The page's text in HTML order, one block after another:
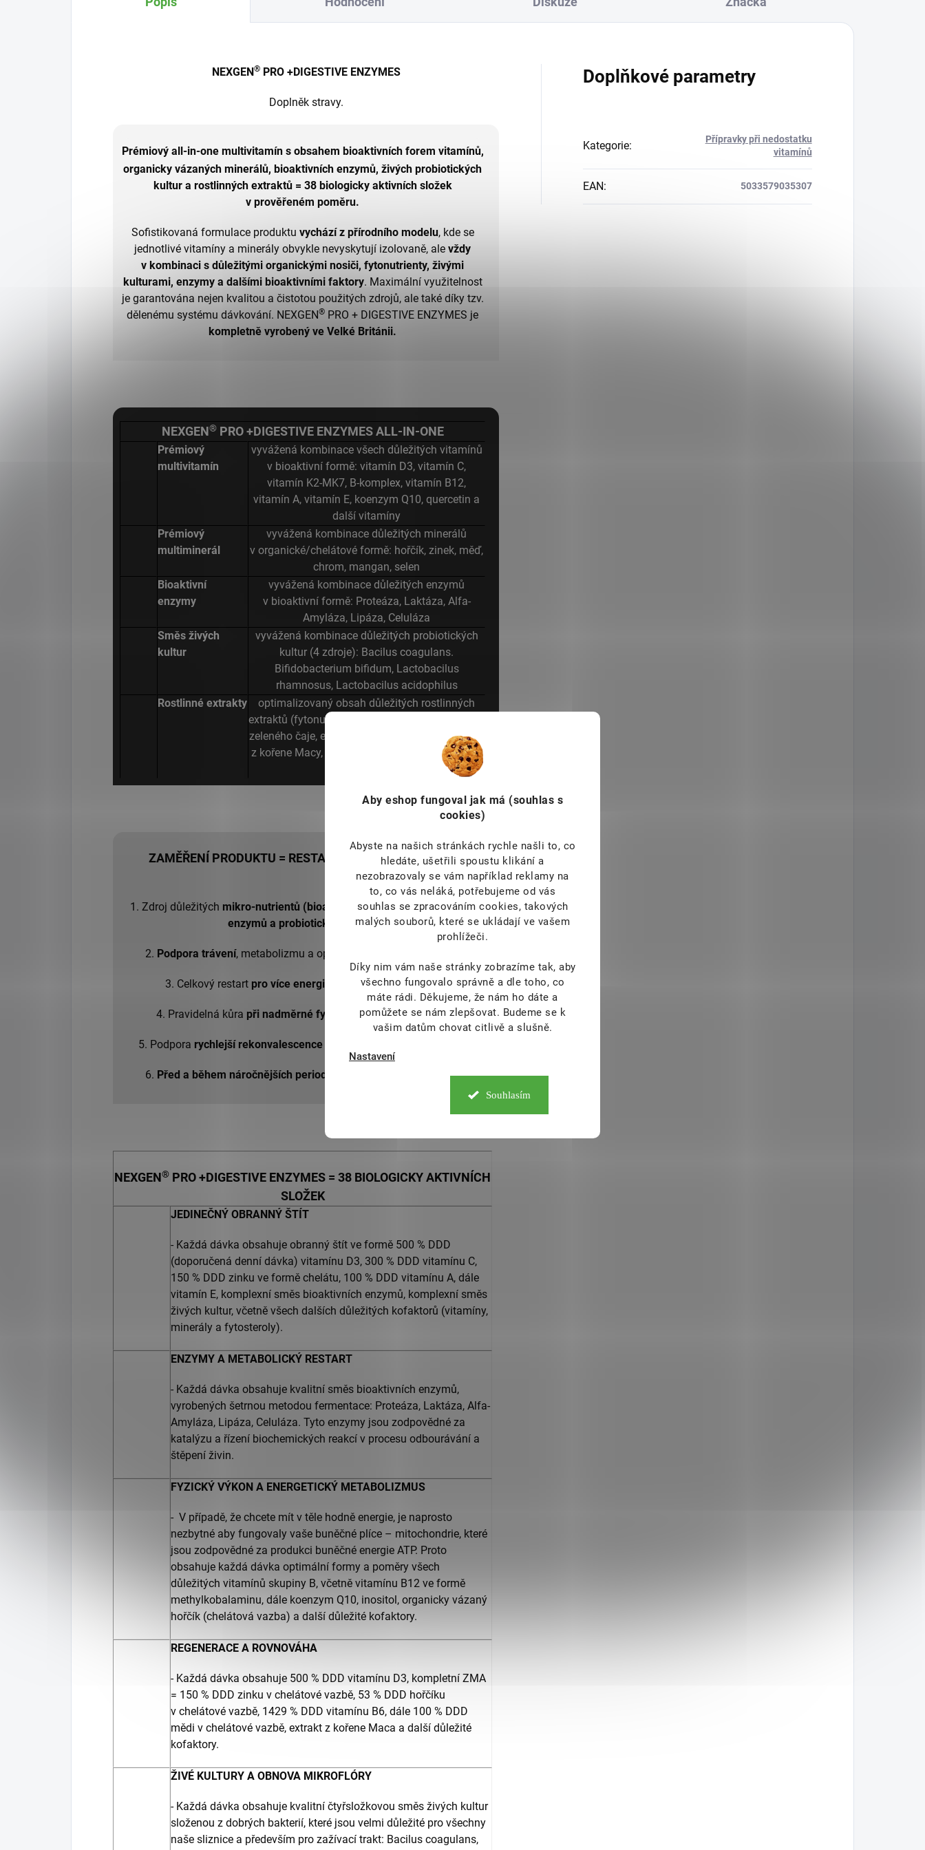
Aby eshop fungoval jak má (souhlas s
cookies)
Abyste na našich stránkách rychle našli to, co
hledáte, ušetřili spoustu klikání a
nezobrazovaly se vám například reklamy na
to, co vás neláká, potřebujeme od vás
souhlas se zpracováním cookies, takových
malých souborů, které se ukládají ve vašem
prohlížeči.
Díky nim vám naše stránky zobrazíme tak, aby
všechno fungovalo správně a dle toho, co
máte rádi. Děkujeme, že nám ho dáte a
pomůžete se nám zlepšovat. Budeme se k
vašim datům chovat citlivě a slušně.
Nastavení
Souhlasím
NEXGEN®PRO +DIGESTIVE ENZYMES
Doplněk stravy.
Prémiový all-in-one multivitamín s obsahem bioaktivních forem vitamínů,
organicky vázaných minerálů, bioaktivních enzymů, živých probiotických
kultur a rostlinných extraktů = 38 biologicky aktivních složek
v prověřeném poměru.
Sofistikovaná formulace produktu vychází z přírodního modelu, kde se
jednotlivé vitamíny a minerály obvykle nevyskytují izolovaně, alevždy
v kombinaci s důležitými organickými nosiči, fytonutrienty, živými
kulturami, enzymy a dalšími bioaktivními faktory. Maximální využitelnost
je garantována nejen kvalitou a čistotou použitých zdrojů, ale také díky tzv.
dělenému systému dávkování. NEXGEN® PRO + DIGESTIVE ENZYMES je
kompletně vyrobený ve Velké Británii.
NEXGEN®PRO +DIGESTIVE ENZYMES ALL-IN-ONE
Prémiový
multivitamín
vyvážená kombinace všech důležitých vitamínů
v bioaktivní formě: vitamín D3, vitamín C,
vitamín K2-MK7, B-komplex, vitamín B12,
vitamín A, vitamín E, koenzym Q10, quercetin a
další vitamíny
Prémiový
multiminerál
vyvážená kombinace důležitých minerálů
v organické/chelátové formě: hořčík, zinek, měď,
chrom, mangan, selen
Bioaktivní
enzymy
vyvážená kombinace důležitých enzymů
v bioaktivní formě: Proteáza, Laktáza, Alfa-
Amyláza, Lipáza, Celuláza
Směs živých
kultur
vyvážená kombinace důležitých probiotických
kultur (4 zdroje): Bacilus coagulans.
Bifidobacterium bifidum, Lactobacilus
rhamnosus, Lactobacilus acidophilus
Rostlinné extrakty
optimalizovaný obsah důležitých rostlinných
extraktů (fytonutrienty a antioxidanty): extrakt ze
zeleného čaje, extrakt z hroznových jader, extrakt
z kořene Macy, extrakt ze skořicové kůry, extrakt
ZAMĚŘENÍ PRODUKTU = RESTART (SPORT, WELLNESS)
1. Zdroj důležitých mikro-nutrientů (bioaktivních vitamínů a minerálů),
enzymů a probiotických kultur
2. Podpora trávení, metabolizmu a optimálního vstřebávání živin
3. Celkový restart pro více energie a rychlejší regeneraci
4. Pravidelná kůra při nadměrné fyzické námaze a přetížení
5. Podpora rychlejší rekonvalescence
6. Před a během náročnějších period (cestování, expedice, atd...)
NEXGEN® PRO +DIGESTIVE ENZYMES = 38 BIOLOGICKY AKTIVNÍCH
SLOŽEK
JEDINEČNÝ OBRANNÝ ŠTÍT
- Každá dávka obsahuje obranný štít ve formě 500 % DDD
(doporučená denní dávka) vitamínu D3, 300 % DDD vitamínu C,
150 % DDD zinku ve formě chelátu, 100 % DDD vitamínu A, dále
vitamín E, komplexní směs bioaktivních enzymů, komplexní směs
živých kultur, včetně všech dalších důležitých kofaktorů (vitamíny,
minerály a fytosteroly).
ENZYMY A METABOLICKÝ RESTART
- Každá dávka obsahuje kvalitní směs bioaktivních enzymů,
vyrobených šetrnou metodou fermentace: Proteáza, Laktáza, Alfa-
Amyláza, Lipáza, Celuláza. Tyto enzymy jsou zodpovědné za
katalýzu a řízení biochemických reakcí v procesu odbourávání a
štěpení živin.
FYZICKÝ VÝKON A ENERGETICKÝ METABOLIZMUS
- V případě, že chcete mít v těle hodně energie, je naprosto
nezbytné aby fungovaly vaše buněčné plíce – mitochondrie, které
jsou zodpovědné za produkci buněčné energie ATP. Proto
obsahuje každá dávka optimální formy a poměry všech
důležitých vitamínů skupiny B, včetně vitamínu B12 ve formě
methylkobalaminu, dále koenzym Q10, inositol, organicky vázaný
hořčík (chelátová vazba) a další důležité kofaktory.
REGENERACE A ROVNOVÁHA
- Každá dávka obsahuje 500 % DDD vitamínu D3, kompletní ZMA
= 150 % DDD zinku v chelátové vazbě, 53 % DDD hořčíku
v chelátové vazbě, 1429 % DDD vitamínu B6, dále 100 % DDD
mědi v chelátové vazbě, extrakt z kořene Maca a další důležité
kofaktory.
ŽIVÉ KULTURY A OBNOVA MIKROFLÓRY
- Každá dávka obsahuje kvalitní čtyřsložkovou směs živých kultur
složenou z dobrých bakterií, které jsou velmi důležité pro všechny
naše sliznice a především pro zažívací trakt: Bacilus coagulans,
Doplňkové parametry
Kategorie:
Přípravky při nedostatku
vitamínů
EAN: 5033579035307